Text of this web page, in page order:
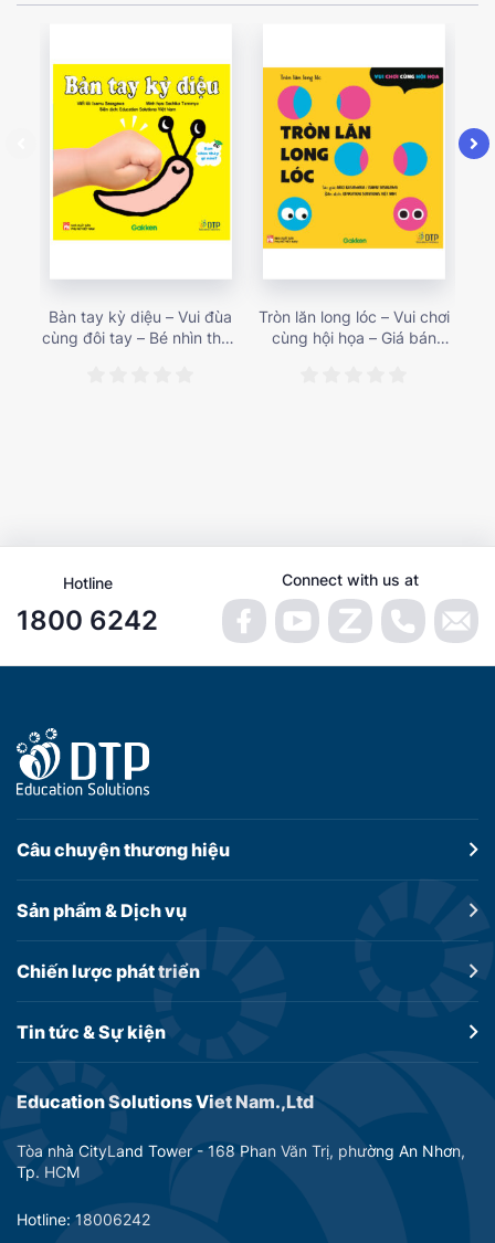
Bàn tay kỳ diệu – Vui đùa
cùng đôi tay – Bé nhìn thấy
Tròn lăn long lóc – Vui chơi
cùng hội họa – Giá bán
Hotline
1800 6242
Connect with us at
Education Solutions Viet Nam.,Ltd
Tòa nhà CityLand Tower - 168 Phan Văn Trị, phường An Nhơn,
Tp. HCM
Hotline: 18006242
Câu chuyệnthương hiệu
Sản phẩm &Dịch vụ
Chiến lược phát triển
Tin tức &Sự kiện